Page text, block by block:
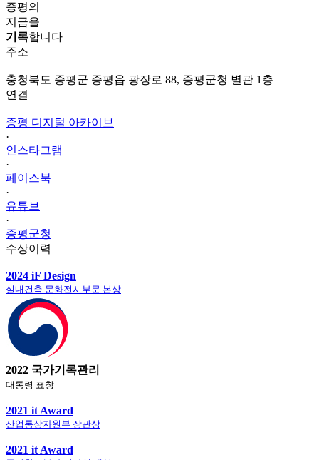
증평의
지금을
기록합니다
주소
충청북도 증평군 증평읍 광장로 88, 증평군청 별관 1층
연결
증평 디지털 아카이브
·
인스타그램
·
페이스북
·
유튜브
·
증평군청
수상이력
2024 iF Design
실내건축 문화전시부문 본상
2022 국가기록관리
대통령 표창
2021 it Award
산업통상자원부 장관상
2021 it Award